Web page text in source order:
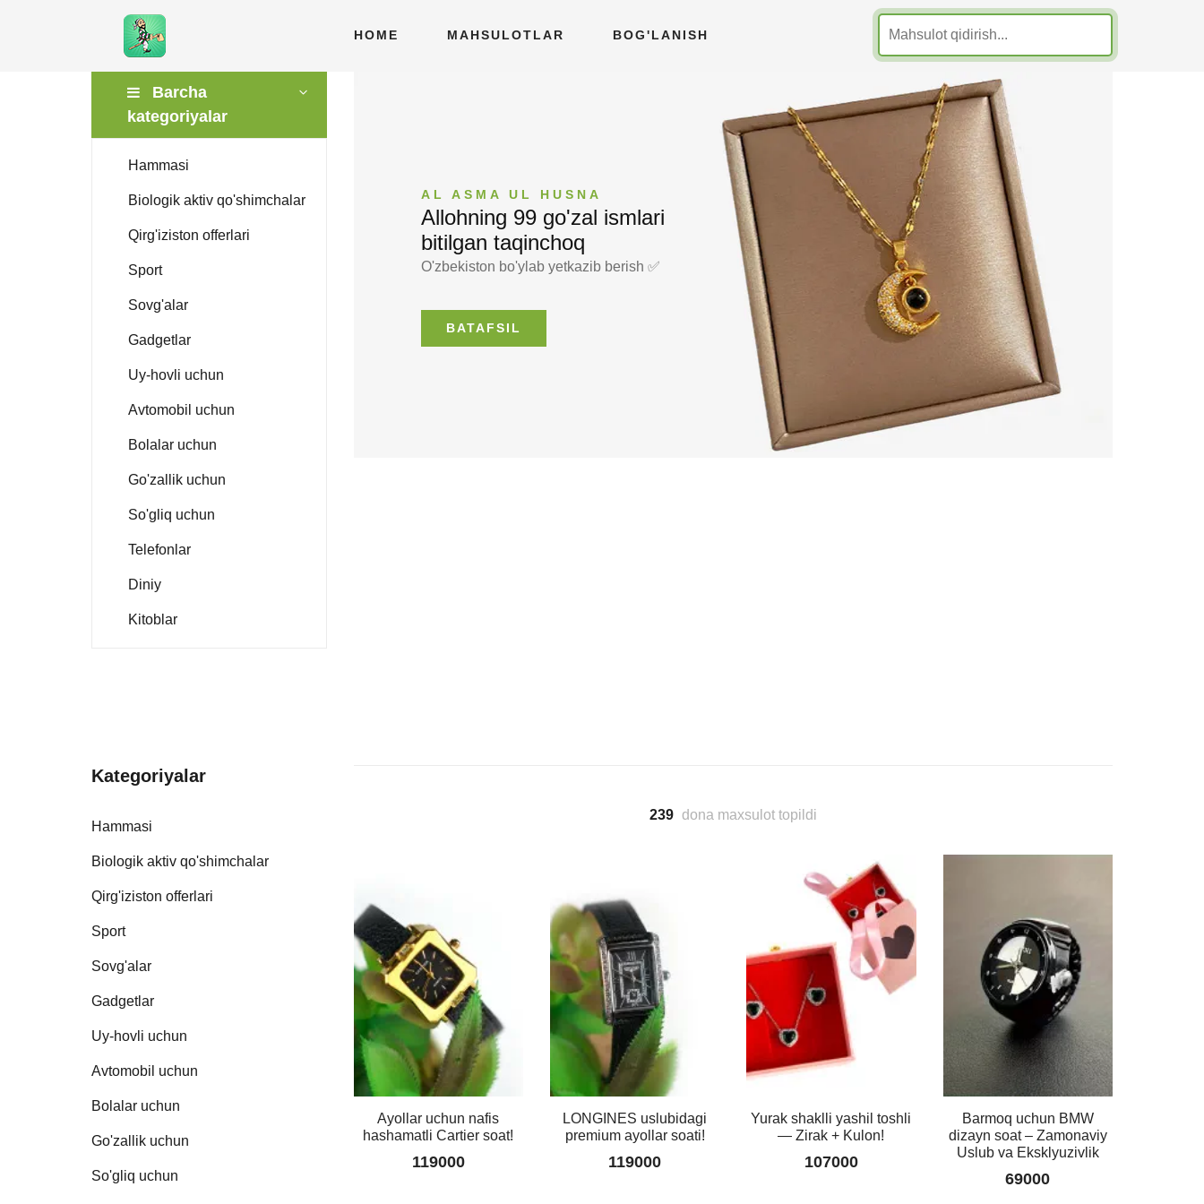
HOME MAHSULOTLAR BOG'LANISH
Barcha
kategoriyalar
Hammasi
Biologik aktiv qo'shimchalar
Qirg'iziston offerlari
Sport
Sovg'alar
Gadgetlar
Uy-hovli uchun
Avtomobil uchun
Bolalar uchun
Go'zallik uchun
So'gliq uchun
Telefonlar
Diniy
Kitoblar
AL ASMA UL HUSNA
Allohning 99 go'zal ismlari
bitilgan taqinchoq
O'zbekiston bo'ylab yetkazib berish ✅
BATAFSIL
Kategoriyalar
Hammasi
Biologik aktiv qo'shimchalar
Qirg'iziston offerlari
Sport
Sovg'alar
Gadgetlar
Uy-hovli uchun
Avtomobil uchun
Bolalar uchun
Go'zallik uchun
So'gliq uchun
239 dona maxsulot topildi
Ayollar uchun nafis
hashamatli Cartier soat!
119000
LONGINES uslubidagi
premium ayollar soati!
119000
Yurak shaklli yashil toshli
— Zirak + Kulon!
107000
Barmoq uchun BMW
dizayn soat – Zamonaviy
Uslub va Eksklyuzivlik
69000